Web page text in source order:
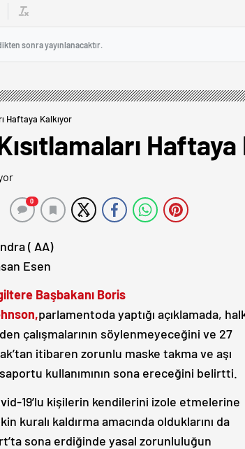
sonra yayınlanacaktır.
Haftaya Kalkıyor
Haftaya
0
( AA)
Esen
Başbakanı Boris
parlamentoda yaptığı açıklamada,
çalışmalarının söylenmeyeceğini ve 27
itibaren zorunlu maske takma ve aşı
kullanımının sona ereceğini belirtti.
19’lu kişilerin kendilerini izole etmelerine
kuralı kaldırma amacında olduklarını da
sona erdiğinde yasal zorunluluğun